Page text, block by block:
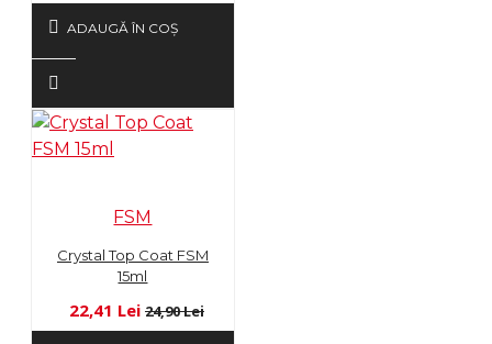
ADAUGĂ ÎN COŞ
FSM
Crystal Top Coat FSM
15ml
22,41 Lei 24,90 Lei